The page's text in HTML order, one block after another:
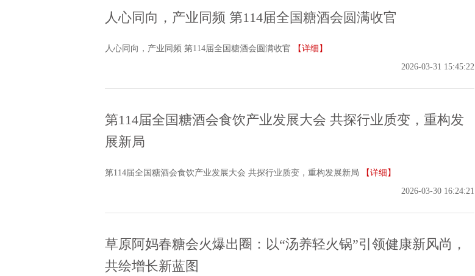
人心同向，产业同频 第114届全国糖酒会圆满收官
人心同向，产业同频 第114届全国糖酒会圆满收官
【详细】
2026-03-31 15:45:22
第114届全国糖酒会食饮产业发展大会 共探行业质变，重构发
展新局
第114届全国糖酒会食饮产业发展大会 共探行业质变，重构发展新局
【详细】
2026-03-30 16:24:21
草原阿妈春糖会火爆出圈：以“汤养轻火锅”引领健康新风尚，
共绘增长新蓝图